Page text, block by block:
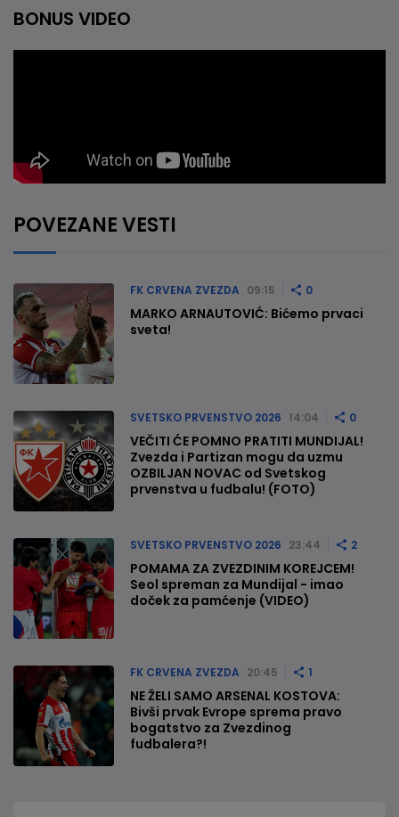
BONUS VIDEO
POVEZANE VESTI
FK CRVENA ZVEZDA 09:15 0
MARKO ARNAUTOVIĆ: Bićemo prvaci
sveta!
SVETSKO PRVENSTVO 2026 14:04 0
VEČITI ĆE POMNO PRATITI MUNDIJAL!
Zvezda i Partizan mogu da uzmu
OZBILJAN NOVAC od Svetskog
prvenstva u fudbalu! (FOTO)
SVETSKO PRVENSTVO 2026 23:44 2
POMAMA ZA ZVEZDINIM KOREJCEM!
Seol spreman za Mundijal - imao
doček za pamćenje (VIDEO)
FK CRVENA ZVEZDA 20:45 1
NE ŽELI SAMO ARSENAL KOSTOVA:
Bivši prvak Evrope sprema pravo
bogatstvo za Zvezdinog
fudbalera?!